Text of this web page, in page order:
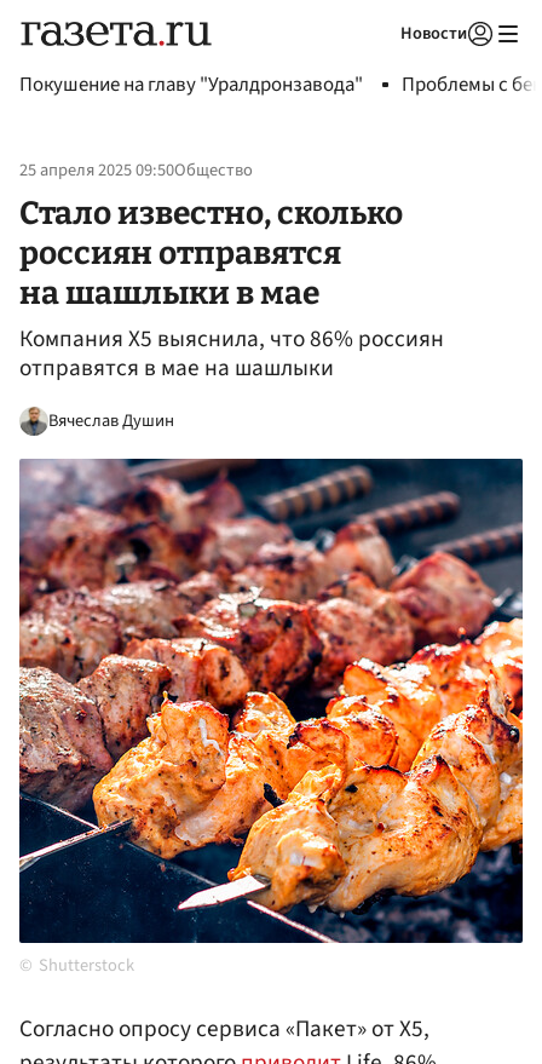
Новости
Покушение на главу "Уралдронзавода" Проблемы с
25 апреля 2025 09:50Общество
Стало известно, сколько
россиян отправятся
на шашлыки в мае
Компания X5 выяснила, что 86% россиян
отправятся в мае на шашлыки
Вячеслав Душин
Shutterstock
Согласно опросу сервиса «Пакет» от X5,